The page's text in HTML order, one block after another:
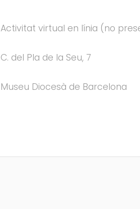
Activitat virtual en línia (no
C. del Pla de la Seu, 7
Museu Diocesà de Barcelona